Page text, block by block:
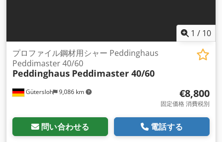
1 / 10
Gütersloh 9,086 km
プロファイル鋼材用シャー Peddinghaus
Peddimaster 40/60
Peddinghaus Peddimaster 40/60
€8,800
固定価格 消費税別
問い合わせる 電話する